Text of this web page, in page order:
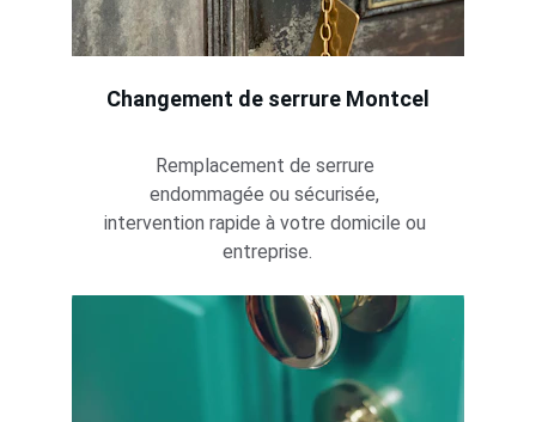
Changement de serrure Montcel
Remplacement de serrure
endommagée ou sécurisée,
intervention rapide à votre domicile ou
entreprise.